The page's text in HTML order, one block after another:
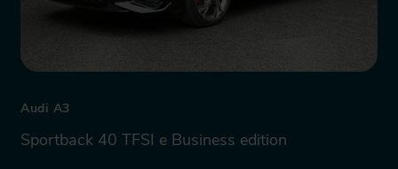
Audi A3
Sportback 40 TFSI e Business edition